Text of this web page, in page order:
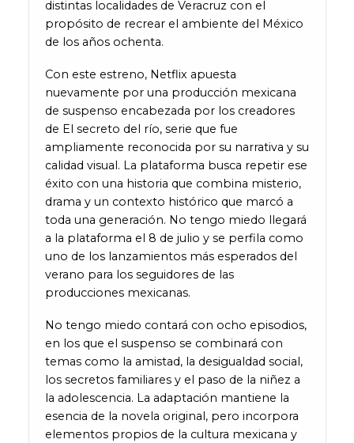
distintas localidades de Veracruz con el
propósito de recrear el ambiente del México
de los años ochenta.
Con este estreno, Netflix apuesta
nuevamente por una producción mexicana
de suspenso encabezada por los creadores
de El secreto del río, serie que fue
ampliamente reconocida por su narrativa y su
calidad visual. La plataforma busca repetir ese
éxito con una historia que combina misterio,
drama y un contexto histórico que marcó a
toda una generación. No tengo miedo llegará
a la plataforma el 8 de julio y se perfila como
uno de los lanzamientos más esperados del
verano para los seguidores de las
producciones mexicanas.
No tengo miedo contará con ocho episodios,
en los que el suspenso se combinará con
temas como la amistad, la desigualdad social,
los secretos familiares y el paso de la niñez a
la adolescencia. La adaptación mantiene la
esencia de la novela original, pero incorpora
elementos propios de la cultura mexicana y